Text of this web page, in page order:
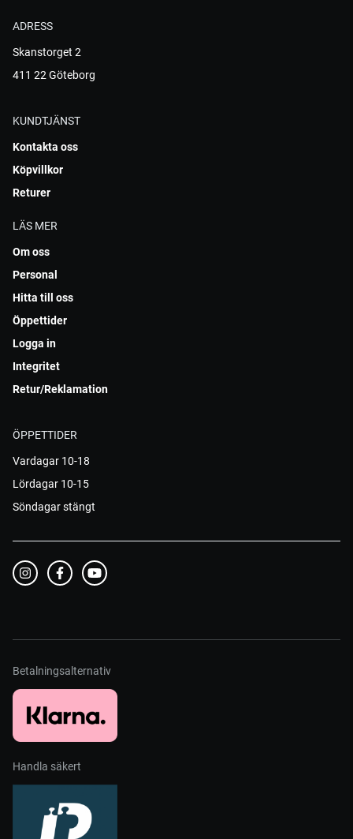
ADRESS
Skanstorget 2
411 22 Göteborg
KUNDTJÄNST
Kontakta oss
Köpvillkor
Returer
LÄS MER
Om oss
Personal
Hitta till oss
Öppettider
Logga in
Integritet
Retur/Reklamation
ÖPPETTIDER
Vardagar 10-18
Lördagar 10-15
Söndagar stängt
Betalningsalternativ
Handla säkert